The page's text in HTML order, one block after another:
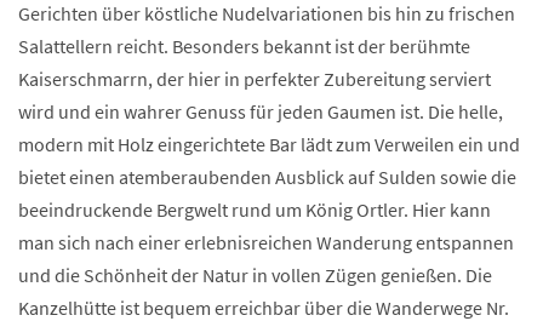
Gerichten über köstliche Nudelvariationen bis hin zu frischen
Salattellern reicht. Besonders bekannt ist der berühmte
Kaiserschmarrn, der hier in perfekter Zubereitung serviert
wird und ein wahrer Genuss für jeden Gaumen ist. Die helle,
modern mit Holz eingerichtete Bar lädt zum Verweilen ein und
bietet einen atemberaubenden Ausblick auf Sulden sowie die
beeindruckende Bergwelt rund um König Ortler. Hier kann
man sich nach einer erlebnisreichen Wanderung entspannen
und die Schönheit der Natur in vollen Zügen genießen. Die
Kanzelhütte ist bequem erreichbar über die Wanderwege Nr.